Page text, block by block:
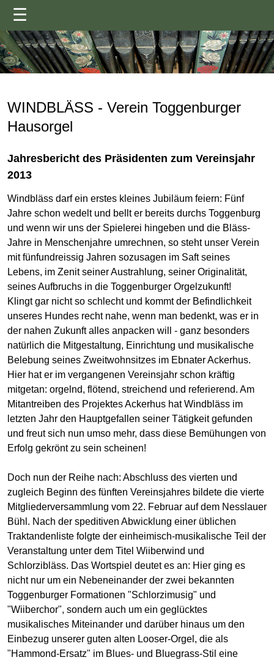
☰
WINDBLÄSS - Verein Toggenburger
Hausorgel
Jahresbericht des Präsidenten zum Vereinsjahr
2013
Windbläss darf ein erstes kleines Jubiläum feiern: Fünf
Jahre schon wedelt und bellt er bereits durchs Toggenburg
und wenn wir uns der Spielerei hingeben und die Bläss-
Jahre in Menschenjahre umrechnen, so steht unser Verein
mit fünfundreissig Jahren sozusagen im Saft seines
Lebens, im Zenit seiner Austrahlung, seiner Originalität,
seines Aufbruchs in die Toggenburger Orgelzukunft!
Klingt gar nicht so schlecht und kommt der Befindlichkeit
unseres Hundes recht nahe, wenn man bedenkt, was er in
der nahen Zukunft alles anpacken will - ganz besonders
natürlich die Mitgestaltung, Einrichtung und musikalische
Belebung seines Zweitwohnsitzes im Ebnater Ackerhus.
Hier hat er im vergangenen Vereinsjahr schon kräftig
mitgetan: orgelnd, flötend, streichend und referierend. Am
Mitantreiben des Projektes Ackerhus hat Windbläss im
letzten Jahr den Hauptgefallen seiner Tätigkeit gefunden
und freut sich nun umso mehr, dass diese Bemühungen von
Erfolg gekrönt zu sein scheinen!
Doch nun der Reihe nach: Abschluss des vierten und
zugleich Beginn des fünften Vereinsjahres bildete die vierte
Mitgliederversammlung vom 22. Februar auf dem Nesslauer
Bühl. Nach der speditiven Abwicklung einer üblichen
Traktandenliste folgte der einheimisch-musikalische Teil der
Veranstaltung unter dem Titel Wiiberwind und
Schlorzibläss. Das Wortspiel deutet es an: Hier ging es
nicht nur um ein Nebeneinander der zwei bekannten
Toggenburger Formationen "Schlorzimusig" und
"Wiiberchor", sondern auch um ein geglücktes
musikalisches Miteinander und darüber hinaus um den
Einbezug unserer guten alten Looser-Orgel, die als
"Hammond-Ersatz" im Blues- und Bluegrass-Stil eine